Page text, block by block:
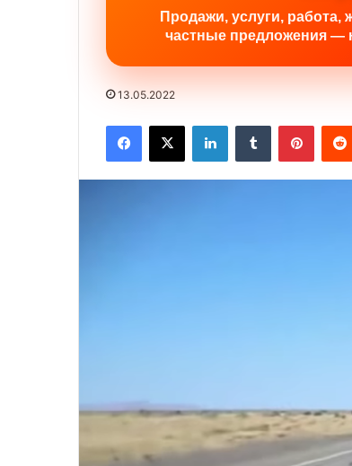
Продажи, услуги, работа,
частные предложения —
13.05.2022